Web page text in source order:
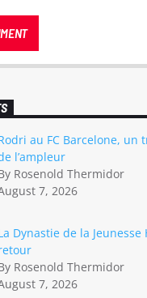
au FC Barcelone,
l’ampleur
Rosenold Thermidor
7, 2026
Dynastie de la
Rosenold Thermidor
7, 2026